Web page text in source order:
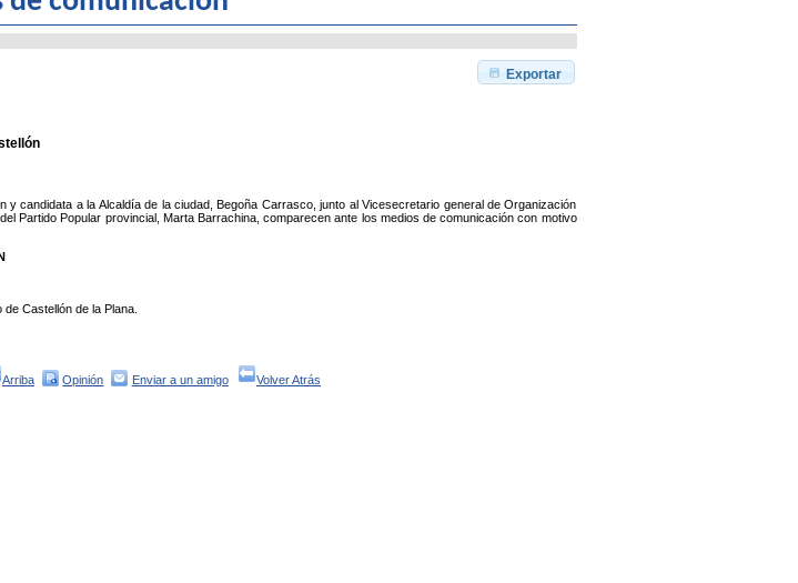
Exportar
y candidata a la Alcaldía de la ciudad, Begoña Carrasco, junto al Vicesecretario general de Organización
Partido Popular provincial, Marta Barrachina, comparecen ante los medios de comunicación con motivo
Castellón de la Plana.
Arriba Opinión Enviar a un amigo Volver Atrás